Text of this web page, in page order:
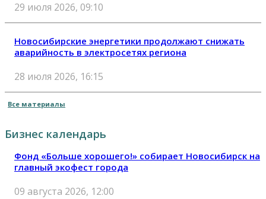
29 июля 2026, 09:10
Новосибирские энергетики продолжают снижать
аварийность в электросетях региона
28 июля 2026, 16:15
Все материалы
Бизнес календарь
Фонд «Больше хорошего!» собирает Новосибирск на
главный экофест города
09 августа 2026, 12:00